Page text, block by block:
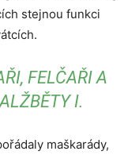
stejnou funkci
FELČAŘI A
I.
maškarády,